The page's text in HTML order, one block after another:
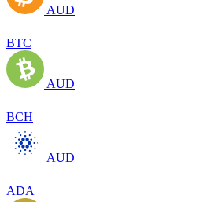
AUD
BTC
AUD
BCH
AUD
ADA